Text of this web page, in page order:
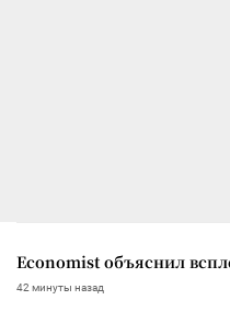
Economist объяснил
42 минуты назад